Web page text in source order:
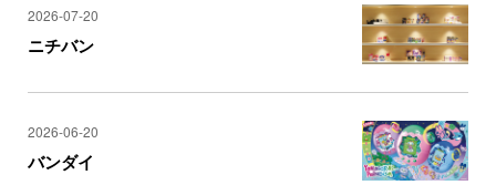
2026-07-20
ニチバン
2026-06-20
バンダイ